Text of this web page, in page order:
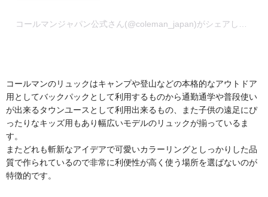
コールマンのリュックはキャンプや登山などの本格的なアウトドア
用としてバックパックとして利用するものから通勤通学や普段使い
が出来るタウンユースとして利用出来るもの、また子供の遠足にぴ
ったりなキッズ用もあり幅広いモデルのリュックが揃っているま
す。
またどれも斬新なアイデアで可愛いカラーリングとしっかりした品
質で作られているので非常に利便性が高く使う場所を選ばないのが
特徴的です。